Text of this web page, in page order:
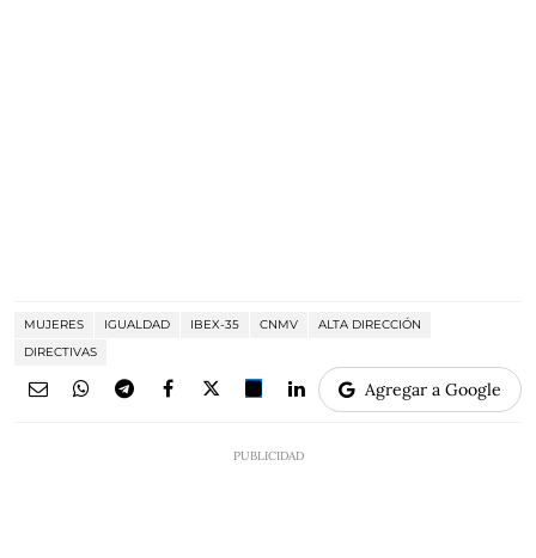
MUJERES IGUALDAD IBEX-35 CNMV
ALTA DIRECCIÓN
DIRECTIVAS
Agregar a Google